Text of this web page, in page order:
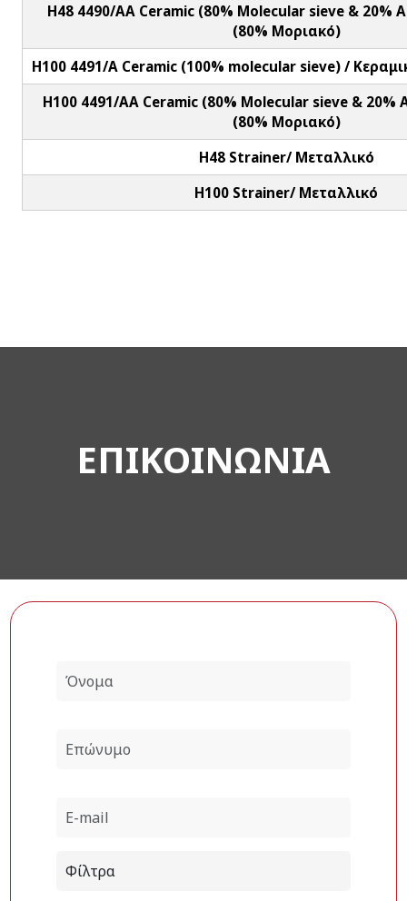
H48 4490/AA Ceramic (80% Molecular sieve & 20%
(80% Μοριακό)
H100 4491/Α Ceramic (100% molecular sieve) /
H100 4491/ΑA Ceramic (80% Molecular sieve & 20%
(80% Μοριακό)
H48 Strainer/ Μεταλλικό
H100 Strainer/ Μεταλλικό
ΕΠΙΚΟΙΝΩΝΙΑ